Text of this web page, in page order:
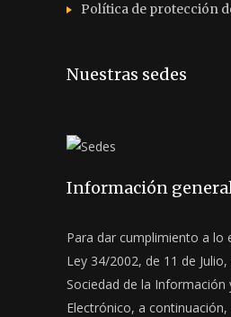
Política de protección
Nuestras sedes
Información
Para dar cumplimiento a lo
Ley 34/2002, de 11 de
Sociedad de la Información
Electrónico, a continuación,